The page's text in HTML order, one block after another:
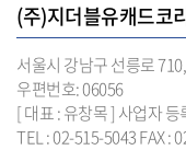
(주)지더블유캐드
서울시 강남구 선릉로
우편번호: 06056
[ 대표 : 유창목 ] 사업자
TEL : 02-515-5043 FAX :